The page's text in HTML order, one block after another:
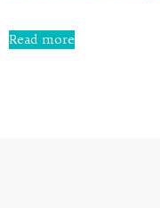
0
out
Read more